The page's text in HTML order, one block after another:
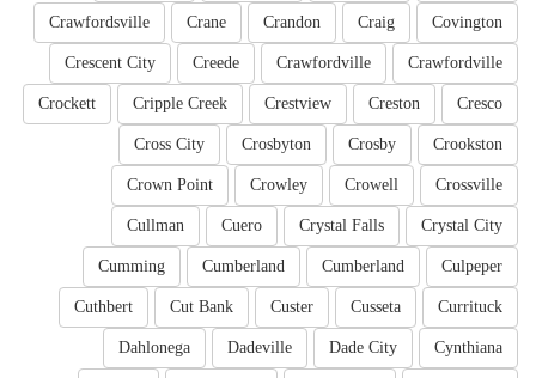
Covington
Craig
Crandon
Crane
Crawfordsville
Crawfordville
Crawfordville
Creede
Crescent City
Cresco
Creston
Crestview
Cripple Creek
Crockett
Crookston
Crosby
Crosbyton
Cross City
Crossville
Crowell
Crowley
Crown Point
Crystal City
Crystal Falls
Cuero
Cullman
Culpeper
Cumberland
Cumberland
Cumming
Currituck
Cusseta
Custer
Cut Bank
Cuthbert
Cynthiana
Dade City
Dadeville
Dahlonega